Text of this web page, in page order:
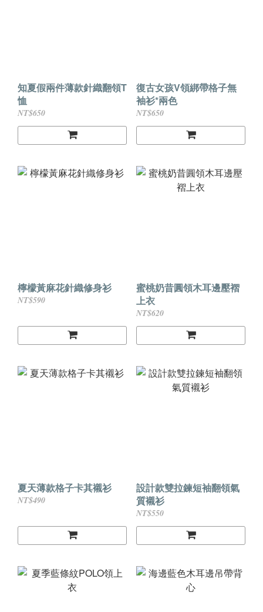
知夏假兩件薄款針織翻領T
恤
NT$650
復古女孩V領綁帶格子無
袖衫*兩色
NT$650
檸檬黃麻花針織修身衫
NT$590
蜜桃奶昔圓領木耳邊壓褶
上衣
NT$620
夏天薄款格子卡其襯衫
NT$490
設計款雙拉鍊短袖翻領氣
質襯衫
NT$550